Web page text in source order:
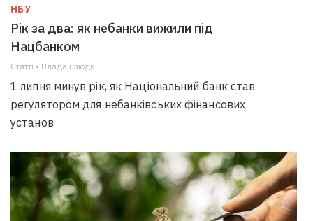
НБУ
Рік за два: як небанки вижили під
Нацбанком
Статті • Влада i люди
1 липня минув рік, як Національний банк став
регулятором для небанківських фінансових
установ